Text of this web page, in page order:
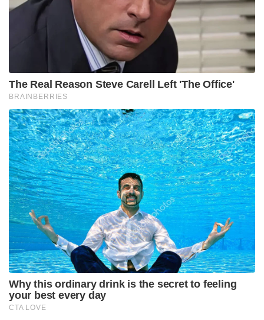
The Real Reason Steve Carell Left 'The Office'
BRAINBERRIES
Why this ordinary drink is the secret to feeling
your best every day
CTA LOVE